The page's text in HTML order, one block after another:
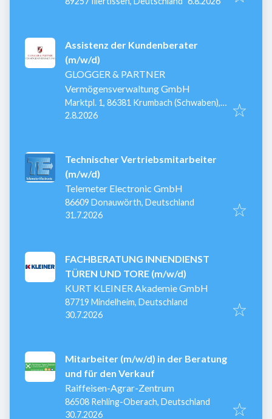
Assistenz der Kundenberater
(m/w/d)
GLOGGER & PARTNER
Vermögensverwaltung GmbH
Marktpl. 1, 86381 Krumbach (Schwaben),
Deutschland
Veröffentlicht
2.8.2026
Technischer Vertriebsmitarbeiter
(m/w/d)
Telemeter Electronic GmbH
86609 Donauwörth, Deutschland
Veröffentlicht
31.7.2026
FACHBERATUNG INNENDIENST
TÜREN UND TORE (m/w/d)
KURT KLEINER Akademie GmbH
87719 Mindelheim, Deutschland
Veröffentlicht
30.7.2026
Mitarbeiter (m/w/d) in der Beratung
und für den Verkauf
Raiffeisen-Agrar-Zentrum
86508 Rehling-Oberach, Deutschland
Veröffentlicht
30.7.2026